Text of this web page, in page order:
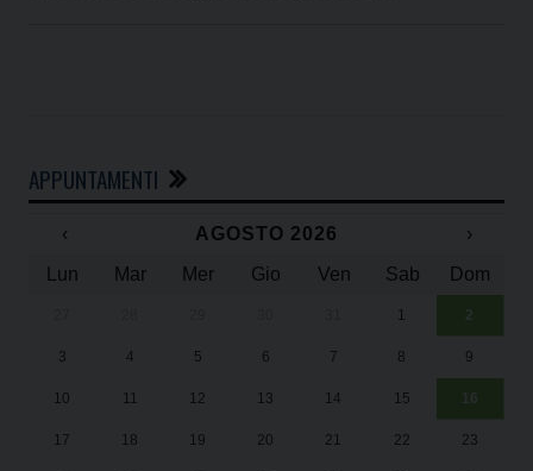
APPUNTAMENTI
‹ AGOSTO 2026
›
Lun
Mar Mer Gio Ven Sab Dom
1 2
3 4 5 6 7 8 9
10 11 12 13 14 15 16
17 18 19 20 21 22 23